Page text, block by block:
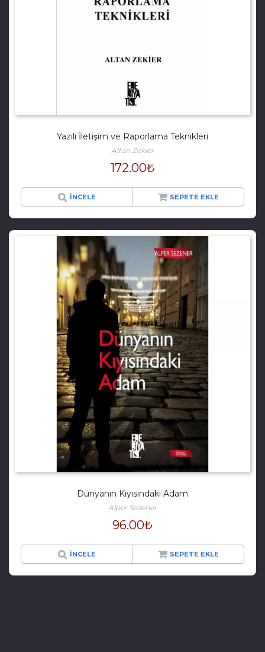
Yazılı İletişim ve Raporlama Teknikleri
Altan Zekier
172.00₺
İNCELE SEPETE EKLE
Dünyanın Kıyısındaki Adam
Alper Sezener
96.00₺
İNCELE SEPETE EKLE